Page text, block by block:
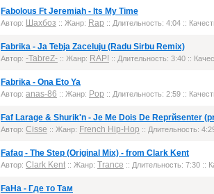
Fabolous Ft Jeremiah - Its My Time
Автор: Шахбоз :: Жанр: Rap :: Длительность: 4:04 ::
Fabrika - Ja Tebja Zaceluju (Radu Sirbu Remix)
Автор: -TabreZ- :: Жанр: RAP! :: Длительность: 3:40 ::
Fabrika - Ona Eto Ya
Автор: anas-86 :: Жанр: Pop :: Длительность: 2:59 ::
Faf Larage & Shurik'n - Je Me Dois De Reprйsenter
Автор: Cisse :: Жанр: French Hip-Hop :: Длительность:
Fafaq - The Step (Original Mix) - from Clark Kent
Автор: Clark Kent :: Жанр: Trance :: Длительность: 7:30 ::
FaHa - Где то Там